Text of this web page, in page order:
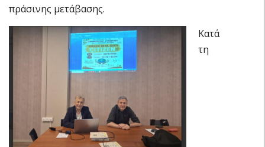
πράσινης μετάβασης.
Κατά
τη